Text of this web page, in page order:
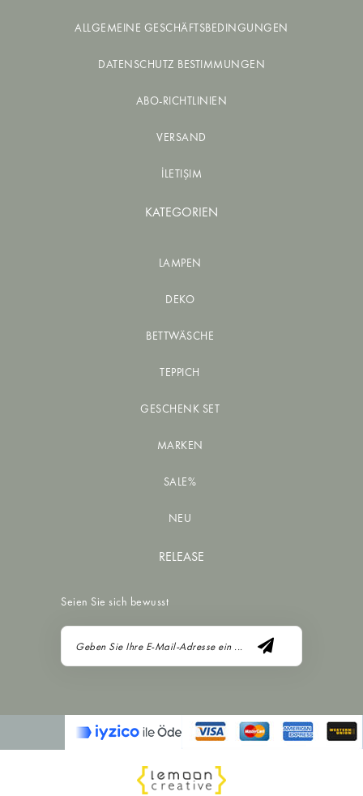
ALLGEMEINE GESCHÄFTSBEDINGUNGEN
DATENSCHUTZ BESTIMMUNGEN
ABO-RICHTLINIEN
VERSAND
İLETIŞIM
KATEGORIEN
LAMPEN
DEKO
BETTWÄSCHE
TEPPICH
GESCHENK SET
MARKEN
SALE%
NEU
RELEASE
Seien Sie sich bewusst